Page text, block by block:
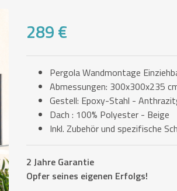
289 €
Pergola Wandmontage
Abmessungen: 300x300x235
Gestell: Epoxy-Stahl -
Dach : 100% Polyester - Beige
Inkl. Zubehör und spezifische
2 Jahre Garantie
Opfer seines eigenen Erfolgs!